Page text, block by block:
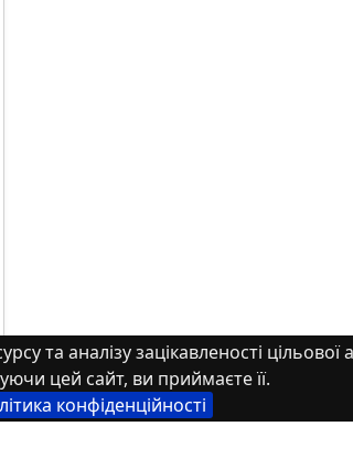
та аналізу зацікавленості цільової
цей сайт, ви приймаєте її.
конфіденційності